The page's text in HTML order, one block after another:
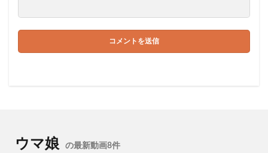
ウマ娘 の最新動画8件